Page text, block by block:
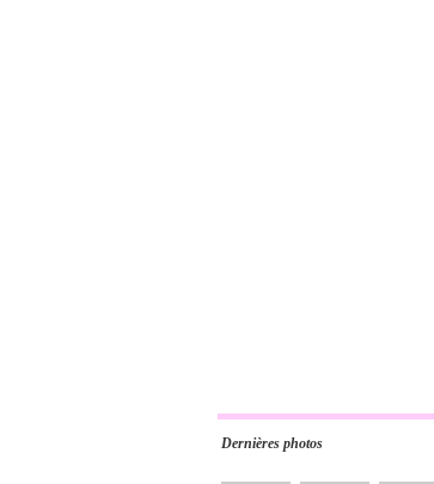
Dernières photos